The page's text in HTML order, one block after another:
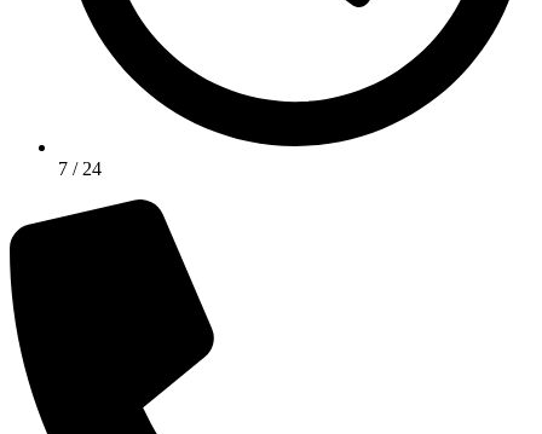
7 / 24